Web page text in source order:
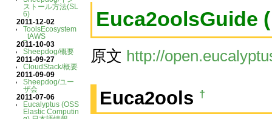
ストール方法(SL
6)
2011-12-02
ToolsEcosystem
_tAWS
2011-10-03
Sheepdog/概要
2011-09-27
CloudStack/概要
2011-09-09
Sheepdog/ユー
ザ会
2011-07-06
Eucalyptus (OSS
Elastic Computin
Euca2oolsGuide
原文 http://
Euca2ools †